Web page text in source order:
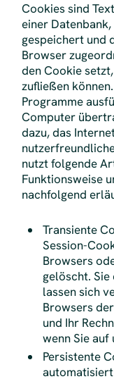
Cookies sind
einer
gespeichert und
Browser
den Cookie
zufließen
Programme
Computer
dazu, das
nutzt folgende
Funktionsweise
nachfolgend
Transiente
Session-
Browsers
gelöscht. Sie
lassen sich
Browsers
und Ihr
wenn Sie auf
Persistente